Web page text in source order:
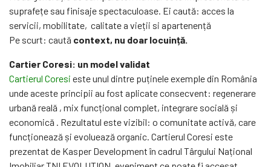
suprafețe sau finisaje spectaculoase. Ei caută: acces la
servicii, mobilitate, calitate a vieții si apartenență
Pe scurt: caută context, nu doar locuință.
Cartier Coresi: un model validat
Cartierul Coresi este unul dintre puținele exemple din România
unde aceste principii au fost aplicate consecvent: regenerare
urbană reală , mix funcțional complet, integrare socială și
economică . Rezultatul este vizibil: o comunitate activă, care
funcționează și evoluează organic. Cartierul Coresi este
prezentat de Kasper Development în cadrul Târgului Național